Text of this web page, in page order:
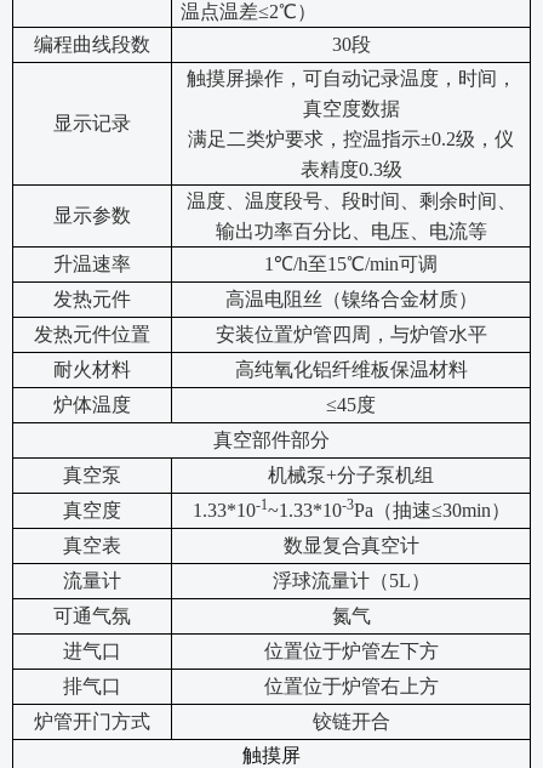
温点温差≤2℃）
编程曲线段数
30段
显示记录
触摸屏操作，可自动记录温度，时间，
真空度数据
满足二类炉要求，控温指示±0.2级，仪
表精度0.3级
显示参数
温度、温度段号、段时间、剩余时间、
输出功率百分比、电压、电流等
升温速率
1 ℃/h至15℃/min可调
发热元件
高温电阻丝（镍络合金材质）
发热元件位置
安装位置炉管四周，与炉管水平
耐火材料
高纯氧化铝纤维板保温材料
炉体温度
≤45度
真空部件部分
真空泵
机械泵+分子泵机组
真空度
1.33*10-1~1.33*10-3Pa （抽速≤30min）
真空表
数显复合真空计
流量计
浮球流量计（5L）
可通气氛
氮气
进气口
位置位于炉管左下方
排气口
位置位于炉管右上方
炉管开门方式
铰链开合
触摸屏